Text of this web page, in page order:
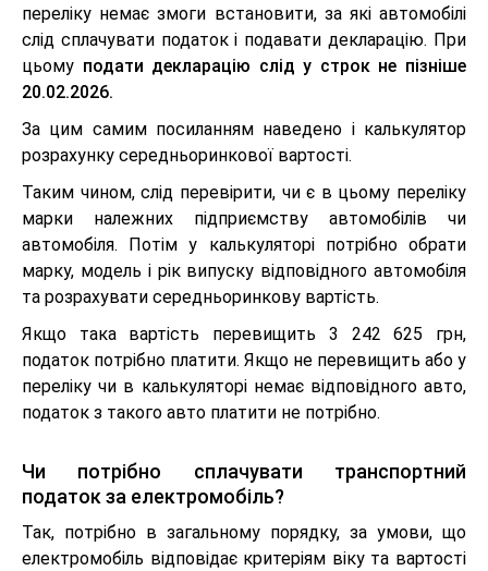
переліку немає змоги встановити, за які автомобілі
слід сплачувати податок і подавати декларацію. При
цьому подати декларацію слід у строк не пізніше
20.02.2026.
За цим самим посиланням наведено і калькулятор
розрахунку середньоринкової вартості.
Таким чином, слід перевірити, чи є в цьому переліку
марки належних підприємству автомобілів чи
автомобіля. Потім у калькуляторі потрібно обрати
марку, модель і рік випуску відповідного автомобіля
та розрахувати середньоринкову вартість.
Якщо така вартість перевищить 3 242 625 грн,
податок потрібно платити. Якщо не перевищить або у
переліку чи в калькуляторі немає відповідного авто,
податок з такого авто платити не потрібно.
Чи потрібно сплачувати транспортний
податок за електромобіль?
Так, потрібно в загальному порядку, за умови, що
електромобіль відповідає критеріям віку та вартості